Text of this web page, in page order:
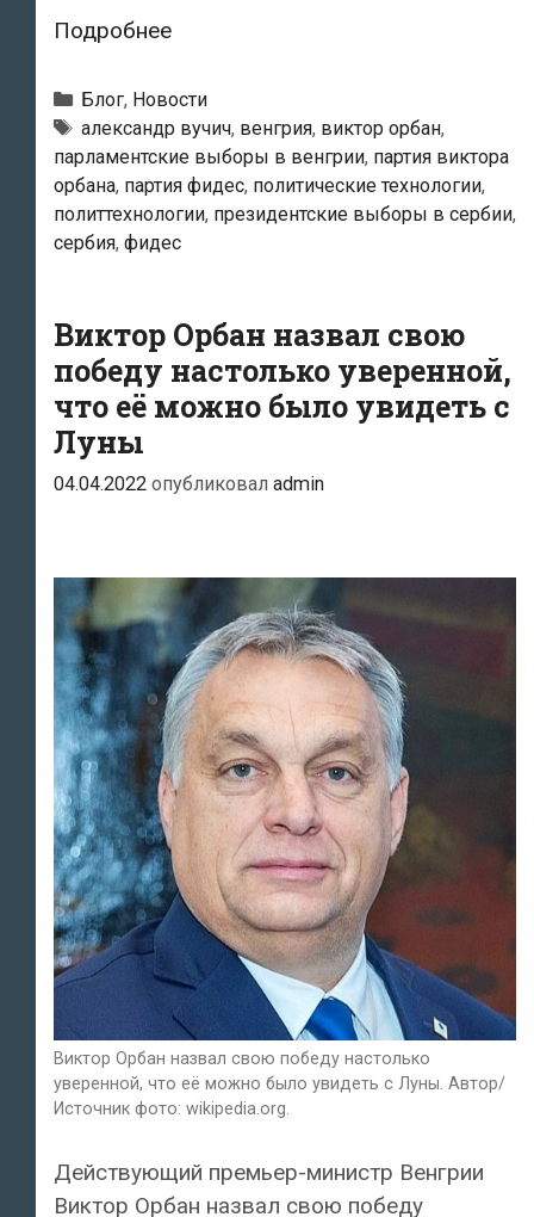
ПодробнееПобеда
Вучича
на
президентских
выборах
в
Виктора
Орбана
на
в
«скандальной»
для
Запада
Рубрики
Блог, Новости
Метки
александр вучич, венгрия, виктор орбан,
парламентские выборы в венгрии, партия виктора
орбана, партия фидес, политические технологии,
политтехнологии, президентские выборы в сербии,
сербия, фидес
Виктор Орбан назвал свою
победу настолько уверенной,
что её можно было увидеть с
Луны
04.04.2022 опубликовал admin
Виктор Орбан назвал свою победу настолько
уверенной, что её можно было увидеть с Луны. Автор/
Источник фото: wikipedia.org.
Действующий премьер-министр Венгрии
Виктор Орбан назвал свою победу